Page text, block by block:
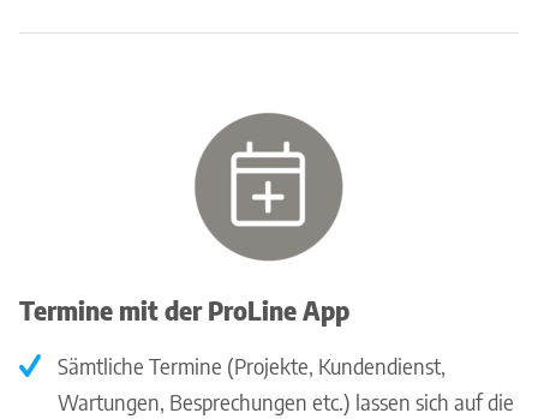
Termine mit der ProLine App
Sämtliche Termine (Projekte, Kundendienst,
Wartungen, Besprechungen etc.) lassen sich auf die